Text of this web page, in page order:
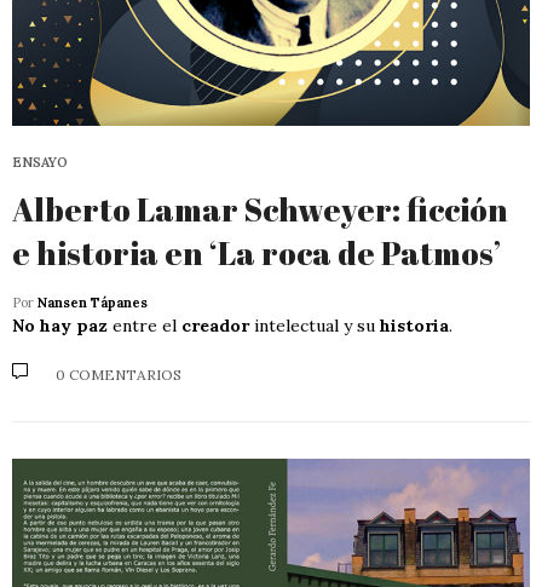
ENSAYO
Alberto Lamar Schweyer: ficción
e historia en ‘La roca de Patmos’
Por Nansen Tápanes
No hay paz entre el creadorintelectual y su historia.
0 COMENTARIOS